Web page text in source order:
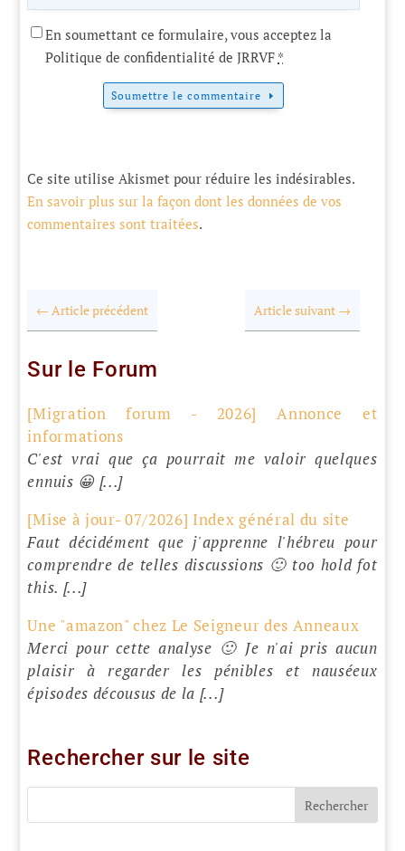
En soumettant ce formulaire, vous acceptez la
Politique de confidentialité de JRRVF *
Soumettre le commentaire
Ce site utilise Akismet pour réduire les indésirables.
En savoir plus sur la façon dont les données de vos
commentaires sont traitées.
←Article précédent Article suivant→
Sur le Forum
[Migration forum - 2026] Annonce et
informations
C'est vrai que ça pourrait me valoir quelques
ennuis 😀 [...]
[Mise à jour- 07/2026] Index général du site
Faut décidément que j'apprenne l'hébreu pour
comprendre de telles discussions 🙂 too hold fot
this. [...]
Une "amazon" chez Le Seigneur des Anneaux
Merci pour cette analyse 🙂 Je n'ai pris aucun
plaisir à regarder les pénibles et nauséeux
épisodes décousus de la [...]
Rechercher sur le site